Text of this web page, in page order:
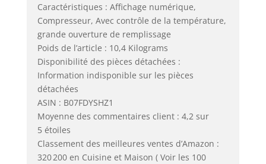
Caractéristiques : Affichage numérique,
Compresseur, Avec contrôle de la température,
grande ouverture de remplissage
Poids de l’article : 10,4 Kilograms
Disponibilité des pièces détachées :
Information indisponible sur les pièces
détachées
ASIN : B07FDYSHZ1
Moyenne des commentaires client : 4,2 sur
5 étoiles
Classement des meilleures ventes d’Amazon :
320 200 en Cuisine et Maison ( Voir les 100